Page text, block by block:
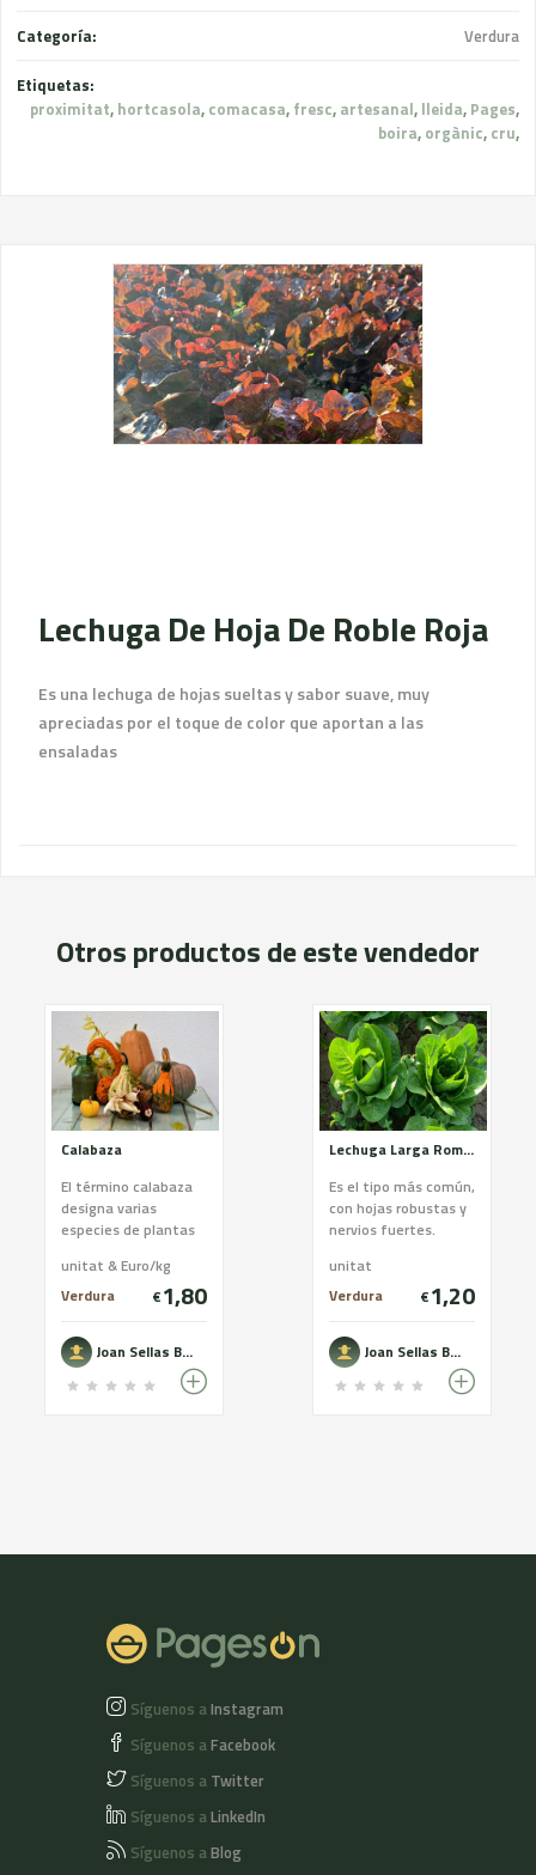
Categoría: Verdura
Etiquetas:
proximitat, hortcasola, comacasa, fresc, artesanal, lleida, Pages,
boira, orgànic, cru,
Lechuga De Hoja De Roble Roja
Es una lechuga de hojas sueltas y sabor suave, muy
apreciadas por el toque de color que aportan a las
ensaladas
Otros productos de este vendedor
Calabaza
El término calabaza
designa varias
especies de plantas
cucurbitáceas. Son
generalmente
unitat & Euro/kg
Verdura
€1,80
Joan Sellas Boquet
Lechuga Larga Romana
Es el tipo más común,
con hojas robustas y
nervios fuertes.
pone en las
ensaladas y en
unitat
Verdura
€1,20
Joan Sellas Boquet
Síguenos aInstagram
Síguenos aFacebook
Síguenos a Twitter
Síguenos aLinkedIn
Síguenos aBlog